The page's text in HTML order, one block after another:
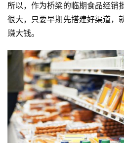
所以，作为桥梁的临期食品经销
很大，只要早期先搭建好渠道，
赚大钱。